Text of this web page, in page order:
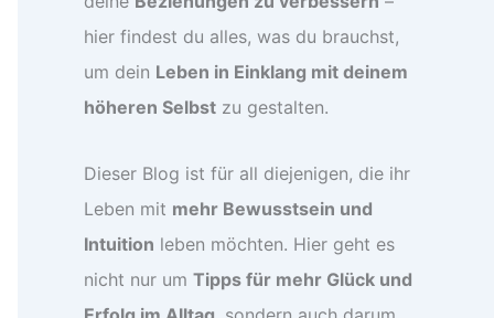
hier findest du alles, was du brauchst,
um dein Leben in Einklang mit deinem
höheren Selbst zu gestalten.
Dieser Blog ist für all diejenigen, die ihr
Leben mit mehr Bewusstsein und
Intuition leben möchten. Hier geht es
nicht nur um Tipps für mehr Glück und